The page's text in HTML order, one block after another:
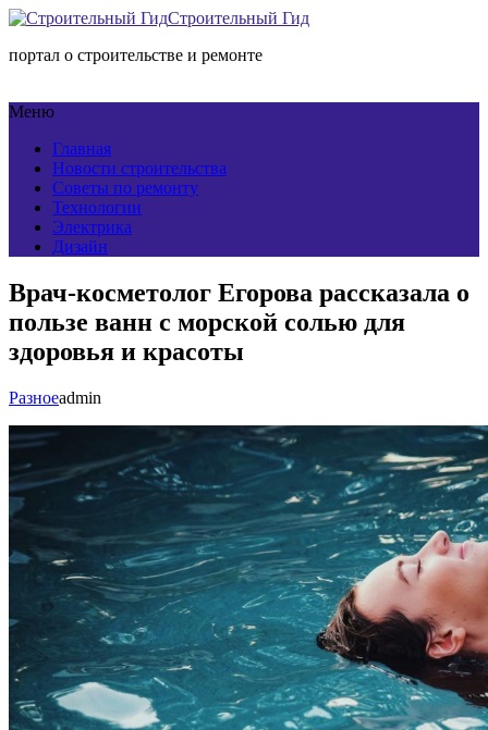
Строительный Гид
портал о строительстве и ремонте
Меню
Главная
Новости строительства
Советы по ремонту
Технологии
Электрика
Дизайн
Врач-косметолог Егорова рассказала о
пользе ванн с морской солью для
здоровья и красоты
Разноеadmin